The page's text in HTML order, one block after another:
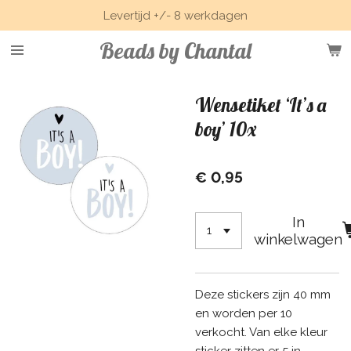
direct
naar
Beads by Chantal
Levertijd +/- 8 werkdagen
Wensetiket ‘It’s a
boy’ 10x
€ 0,95
In
winkelwagen
Deze stickers zijn 40 mm
en worden per 10
verkocht. Van elke kleur